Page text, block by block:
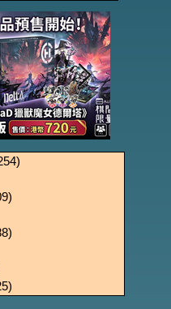
獵獸魔女
體中文豪
售